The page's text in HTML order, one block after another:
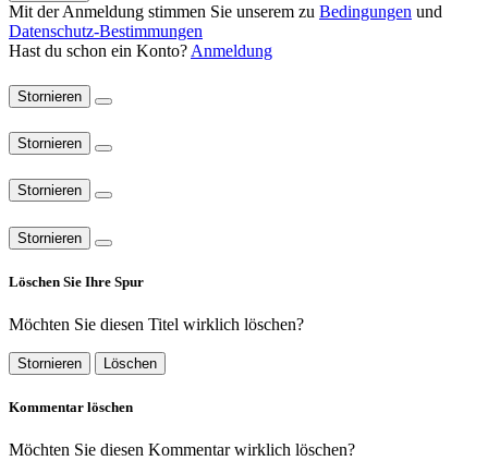
Mit der Anmeldung stimmen Sie unserem zu Bedingungen und
Datenschutz-Bestimmungen
Hast du schon ein Konto? Anmeldung
Stornieren
Stornieren
Stornieren
Stornieren
Löschen Sie Ihre Spur
Möchten Sie diesen Titel wirklich löschen?
Stornieren Löschen
Kommentar löschen
Möchten Sie diesen Kommentar wirklich löschen?